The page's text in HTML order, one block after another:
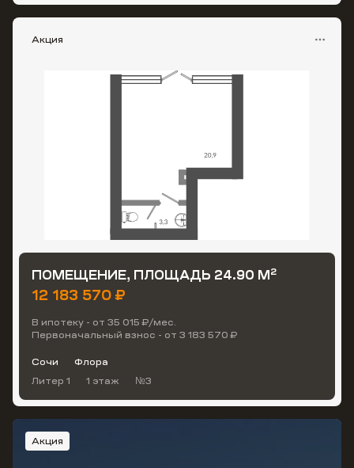
Акция
ПОМЕЩЕНИЕ, ПЛОЩАДЬ 24.90 М2
12 183 570 ₽
В ипотеку - от 35 015 ₽/мес.
Первоначальный взнос - от 3 183 570 ₽
Сочи
Флора
Литер 1
1 этаж №3
Акция